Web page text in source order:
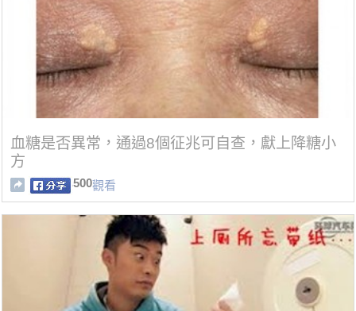
血糖是否異常，通過8個征兆可自查，獻上降糖小
方
500觀看